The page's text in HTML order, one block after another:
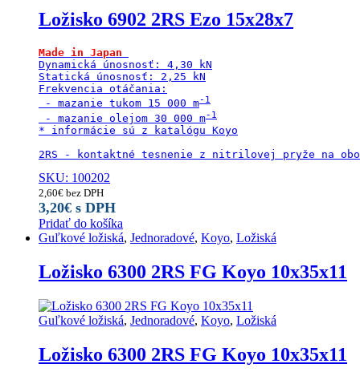
Ložisko 6902 2RS Ezo 15x28x7
Made in Japan
Dynamická únosnosť: 4,30 kN
Statická únosnosť: 2,25 kN
Frekvencia otáčania:
- mazanie tukom 15 000 m
- mazanie olejom 30 000 m
* informácie sú z katalógu Koyo
2RS - kontaktné tesnenie z nitrilovej pryže na
SKU: 100202
2,60€ bez DPH
3,20€ s DPH
Pridať do košíka
Guľkové ložiská, Jednoradové, Koyo, Ložiská
Ložisko 6300 2RS FG Koyo 10x35x11
Guľkové ložiská, Jednoradové, Koyo, Ložiská
Ložisko 6300 2RS FG Koyo 10x35x11